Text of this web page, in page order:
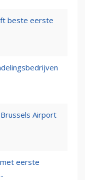
beste eerste
Airport
eerste